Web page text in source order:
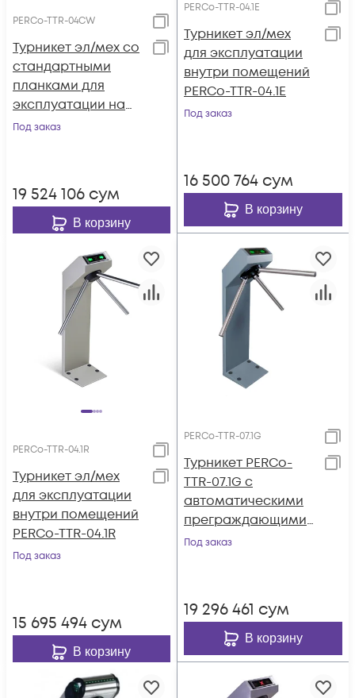
PERCo-TTR-04CW
Турникет эл/мех со
стандартными
планками для
эксплуатации на
открытом воздухе
Под заказ
19 524 106 сум
В корзину
PERCo-TTR-04.1E
Турникет эл/мех
для эксплуатации
внутри помещений
PERCo-TTR-04.1E
Под заказ
16 500 764 сум
В корзину
PERCo-TTR-04.1R
Турникет эл/мех
для эксплуатации
внутри помещений
PERCo-TTR-04.1R
Под заказ
15 695 494 сум
В корзину
PERCo-TTR-07.1G
Турникет PERCo-
TTR-07.1G с
автоматическими
преграждающими
планками
Под заказ
19 296 461 сум
В корзину